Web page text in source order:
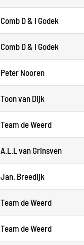
Comb D & I Godek
Comb D & I Godek
Peter Nooren
Toon van Dijk
Team de Weerd
A.L.L van Grinsven
Jan. Breedijk
Team de Weerd
Team de Weerd